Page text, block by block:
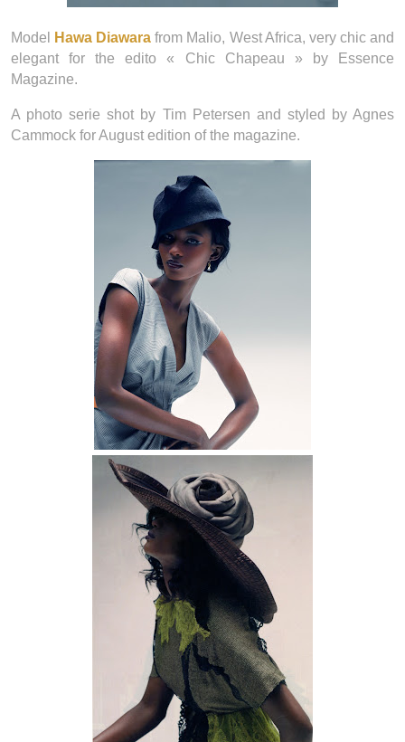
Model Hawa Diawara from Malio, West Africa, very chic and
elegant for the edito « Chic Chapeau » by Essence
Magazine.
A photo serie shot by Tim Petersen and styled by Agnes
Cammock for August edition of the magazine.